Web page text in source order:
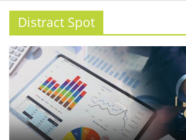
SME
แห่ง
ประเทศไทย,
Distract Spot